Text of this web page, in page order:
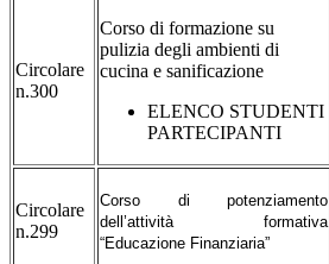
Circolare
n.300
Corso di formazione su
pulizia degli ambienti di
cucina e sanificazione
ELENCO STUDENTI
PARTECIPANTI
Circolare
n.299
Corso di potenziamento
dell’attività formativa
“Educazione Finanziaria”